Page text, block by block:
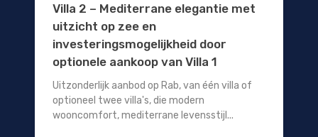
Villa 2 – Mediterrane elegantie met
uitzicht op zee en
investeringsmogelijkheid door
optionele aankoop van Villa 1
Uitzonderlijk aanbod op Rab, van één villa of
optioneel twee villa's, die modern
wooncomfort, mediterrane levensstijl...